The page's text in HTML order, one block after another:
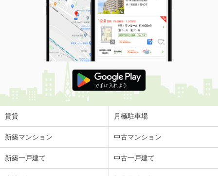
賃貸 月極駐車場
新築マンション 中古マンション
新築一戸建て 中古一戸建て